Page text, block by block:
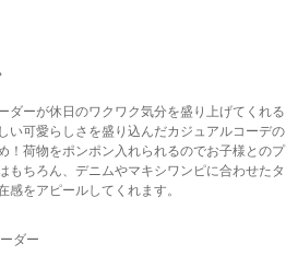
ダーが休日のワクワク気分を盛り上げてくれる
い可愛らしさを盛り込んだカジュアルコーデの
！荷物をポンポン入れられるのでお子様とのプ
もちろん、デニムやマキシワンピに合わせたタ
感をアピールしてくれます。
ダー